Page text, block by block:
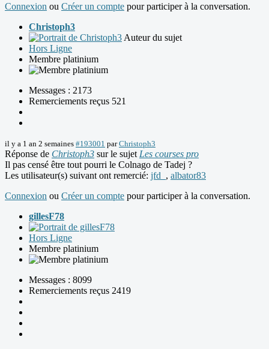
Connexion ou Créer un compte pour participer à la conversation.
Christoph3
Auteur du sujet
Hors Ligne
Membre platinium
Messages : 2173
Remerciements reçus 521
il y a 1 an 2 semaines #193001 parChristoph3
Réponse de Christoph3 sur le sujet Les courses pro
Il pas censé être tout pourri le Colnago de Tadej ?
Les utilisateur(s) suivant ont remercié: jfd_ , albator83
Connexion ou Créer un compte pour participer à la conversation.
gillesF78
Hors Ligne
Membre platinium
Messages : 8099
Remerciements reçus 2419